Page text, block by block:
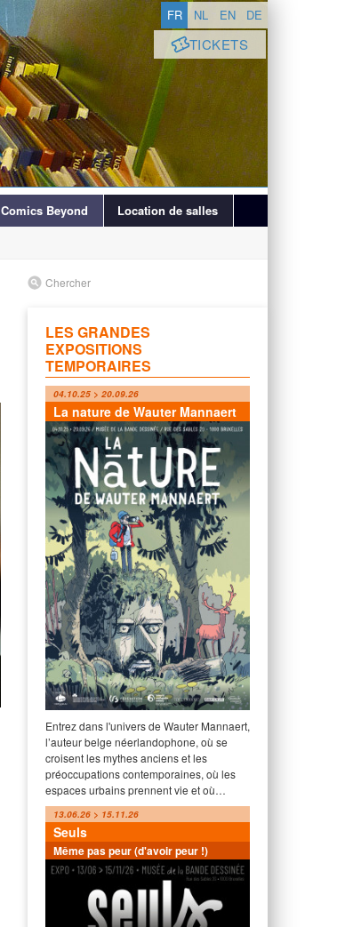
TICKETS
FR NL EN DE
Comics Beyond Location de salles
Chercher
LES GRANDES
EXPOSITIONS
TEMPORAIRES
04.10.25 > 20.09.26
La nature de Wauter Mannaert
Entrez dans l'univers de Wauter Mannaert,
l’auteur belge néerlandophone, où se
croisent les mythes anciens et les
préoccupations contemporaines, où les
espaces urbains prennent vie et où…
13.06.26 > 15.11.26
Seuls
Même pas peur (d'avoir peur !)